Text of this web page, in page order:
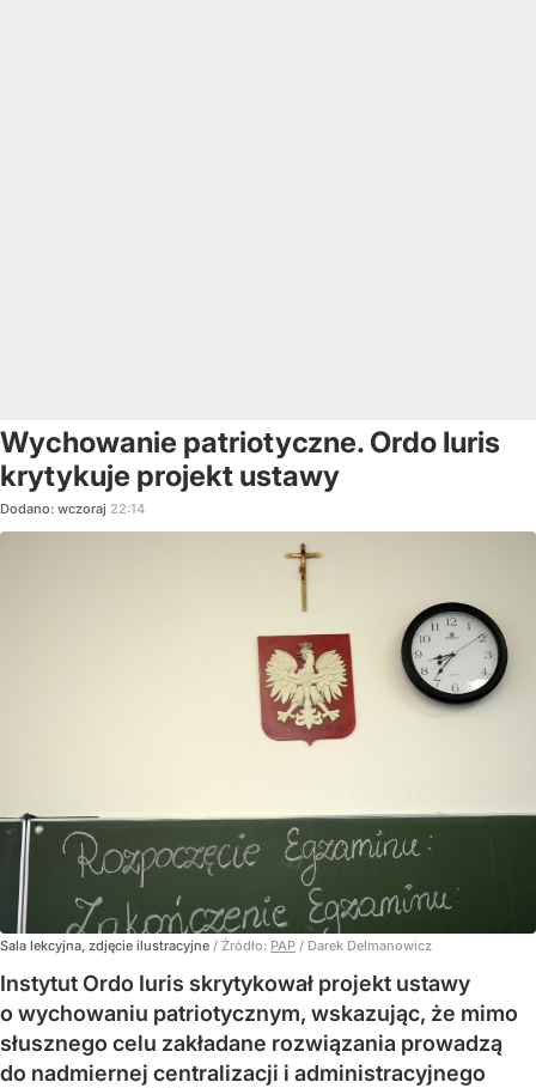
Wychowanie patriotyczne. Ordo Iuris
krytykuje projekt ustawy
Dodano: wczoraj 22:14
Sala lekcyjna, zdjęcie ilustracyjne / Źródło: PAP / Darek Delmanowicz
Instytut Ordo Iuris skrytykował projekt ustawy
o wychowaniu patriotycznym, wskazując, że mimo
słusznego celu zakładane rozwiązania prowadzą
do nadmiernej centralizacji i administracyjnego